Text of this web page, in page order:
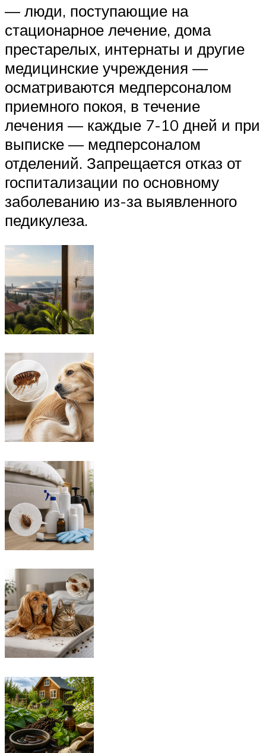
— люди, поступающие на
стационарное лечение, дома
престарелых, интернаты и другие
медицинские учреждения —
осматриваются медперсоналом
приемного покоя, в течение
лечения — каждые 7-10 дней и при
выписке — медперсоналом
отделений. Запрещается отказ от
госпитализации по основному
заболеванию из-за выявленного
педикулеза.